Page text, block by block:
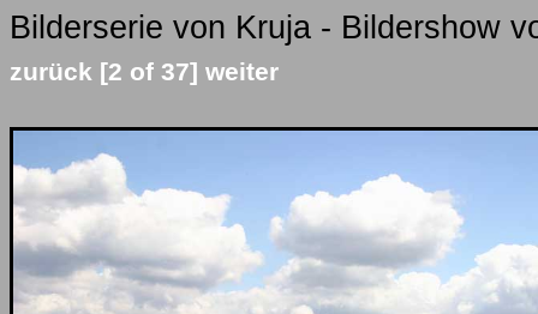
Bilderserie von Kruja - Bildershow
zurück [2 of 37] weiter